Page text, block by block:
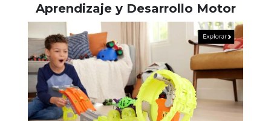
Aprendizaje y Desarrollo Motor